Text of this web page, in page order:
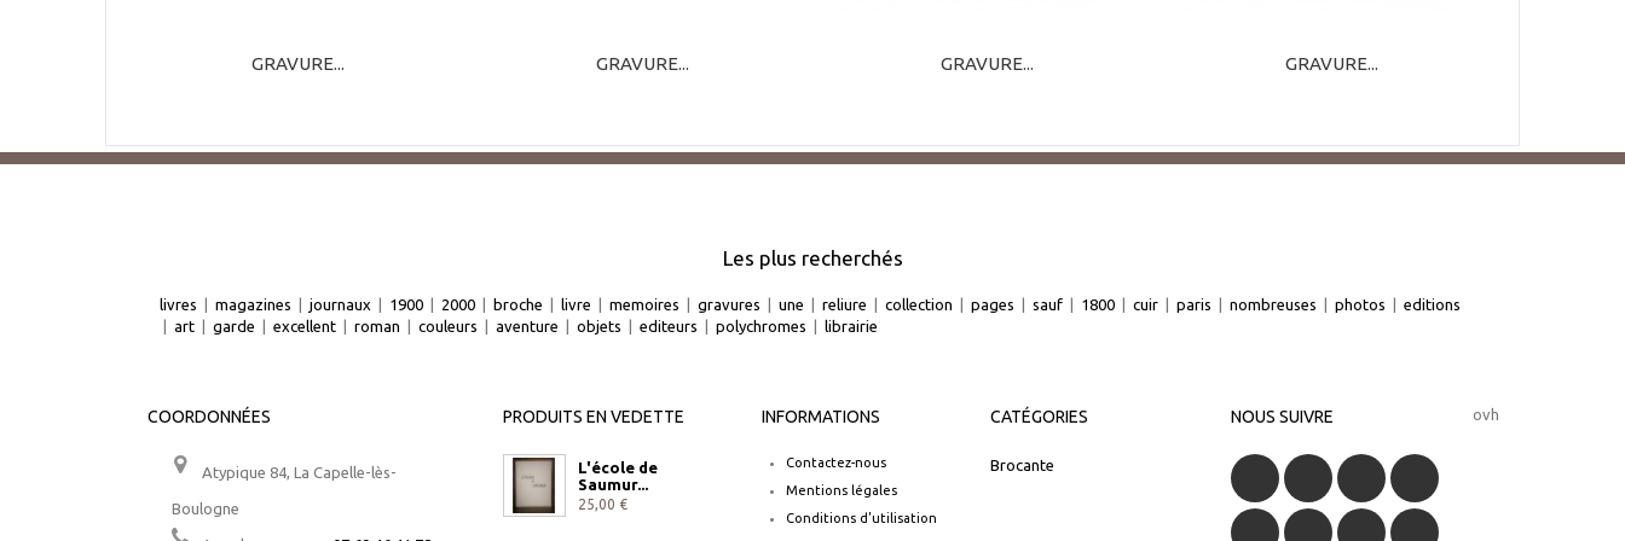
GRAVURE... GRAVURE... GRAVURE... GRAVURE...
Les plus recherchés
livres | magazines | journaux | 1900 | 2000 | broche | livre | memoires | gravures | une | reliure | collection | pages | sauf | 1800 | cuir | paris | nombreuses | photos | editions
| art | garde | excellent | roman | couleurs | aventure | objets | editeurs | polychromes | librairie
COORDONNÉES
Atypique 84, La Capelle-lès-
Boulogne
PRODUITS EN VEDETTE
L'école de
Saumur...
25,00 €
INFORMATIONS
Contactez-nous
Mentions légales
Conditions d'utilisation
CATÉGORIES
Brocante
NOUS SUIVRE ovh